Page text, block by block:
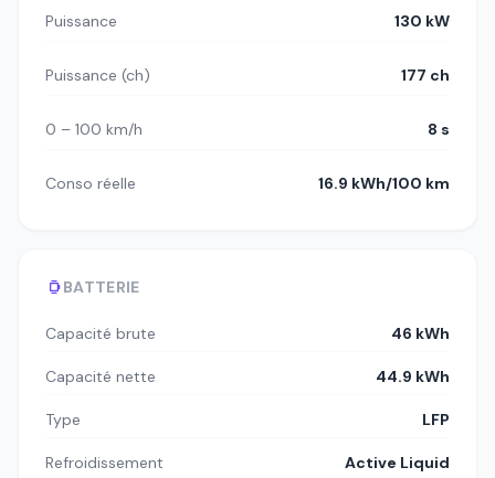
Puissance 130 kW
Puissance (ch) 177 ch
0 – 100 km/h 8 s
Conso réelle 16.9 kWh/100 km
BATTERIE
Capacité brute 46 kWh
Capacité nette 44.9 kWh
Type LFP
Refroidissement Active Liquid